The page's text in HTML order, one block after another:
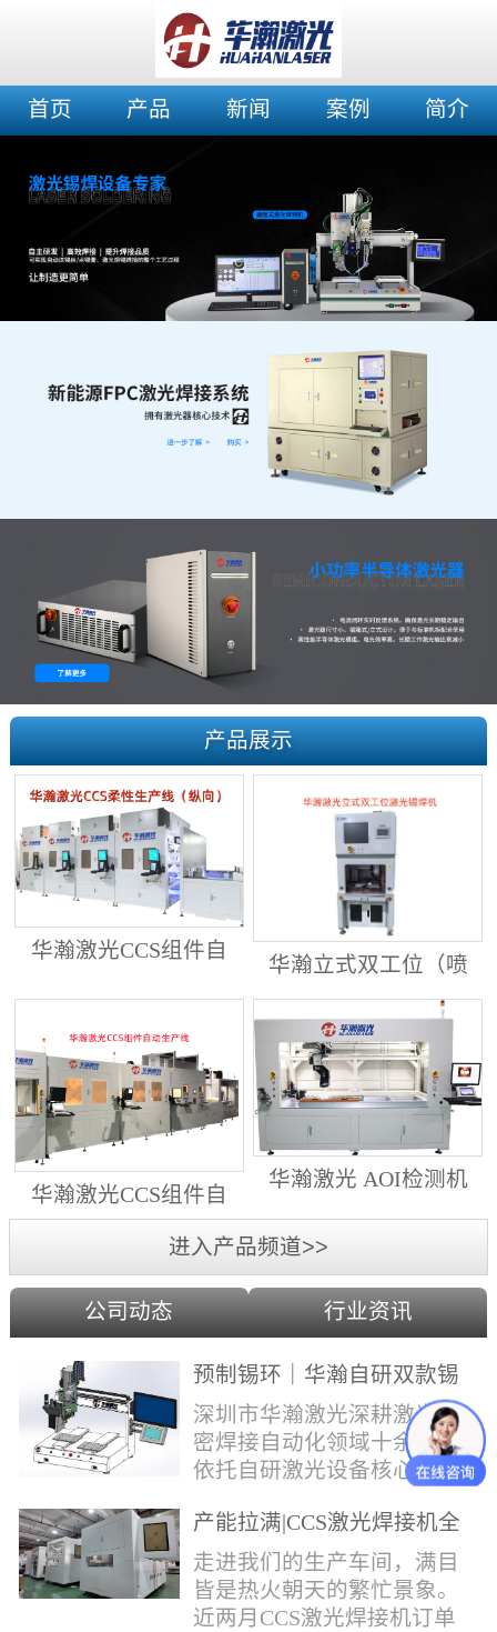
首页 产品 新闻 案例 简介
产品展示
华瀚激光CCS组件自
动生产线（纵向线）
华瀚立式双工位（喷
射锡膏）激光焊锡机
华瀚激光CCS组件自
动生产线（横向线）
华瀚激光 AOI检测机
（型号HA18DM6)
进入产品频道>>
公司动态 行业资讯
预制锡环｜华瀚自研双款锡
环机，实现焊点标准化量产
深圳市华瀚激光深耕激光精
密焊接自动化领域十余年，
依托自研激光设备核心技
环挤压成型机、多功能锡环
卷绕成型机，两套专业锡环
制备设备，预制标准化锡环
搭配激光定点熔锡工艺，从
产能拉满|CCS激光焊接机全
力量产冲刺
走进我们的生产车间，满目
皆是热火朝天的繁忙景象。
近两月CCS激光焊接机订单